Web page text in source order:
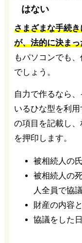
はない
さまざまな手続
が、法的に決ま
もパソコンでも
でしょう。
自力で作るなら
いるひな型を利
の項目を記載し
を押印します。
被相続人の
被相続人の
人全員で協
財産の内容
協議をした